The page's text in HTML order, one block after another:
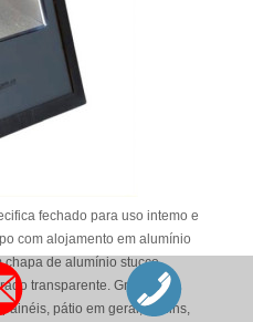
fechado para uso intemo e
com alojamento em alumínio
chapa de alumínio stucco.
transparente. Grau de
pátio em geral, jardins,